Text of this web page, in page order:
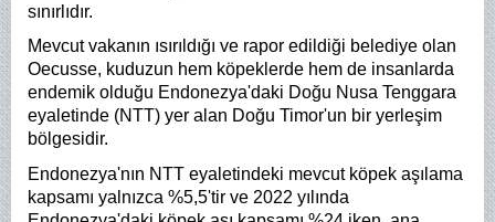
sınırlıdır.
Mevcut vakanın ısırıldığı ve rapor edildiği belediye olan
Oecusse, kuduzun hem köpeklerde hem de insanlarda
endemik olduğu Endonezya'daki Doğu Nusa Tenggara
eyaletinde (NTT) yer alan Doğu Timor'un bir yerleşim
bölgesidir.
Endonezya'nın NTT eyaletindeki mevcut köpek aşılama
kapsamı yalnızca %5,5'tir ve 2022 yılında